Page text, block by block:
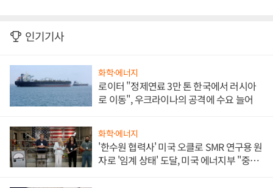
인기기사
화학·에너지
로이터 "정제연료 3만 톤 한국에서 러시아
로 이동", 우크라이나의 공격에 수요 늘어
화학·에너지
'한수원 협력사' 미국 오클로 SMR 연구용 원
자로 '임계 상태' 도달, 미국 에너지부 "중요